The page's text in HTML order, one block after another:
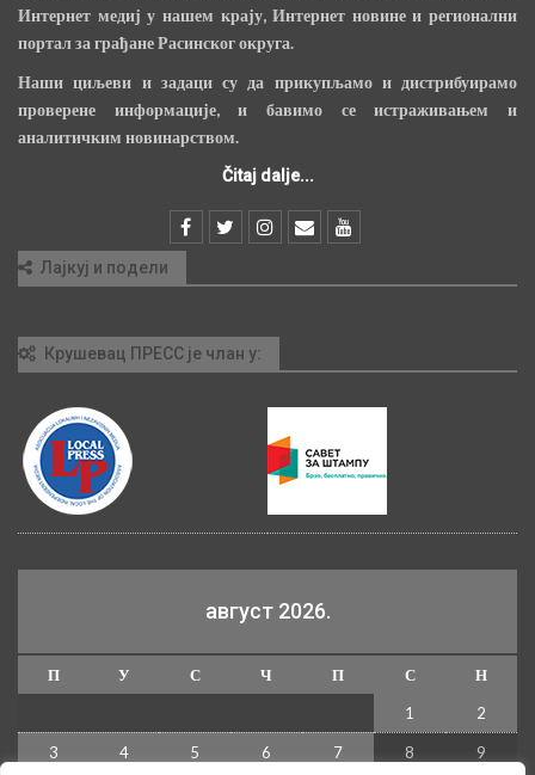
Интернет медиј у нашем крају, Интернет новине и регионални
портал за грађане Расинског округа.
Наши циљеви и задаци су да прикупљамо и дистрибуирамо
проверене информације, и бавимо се истраживањем и
аналитичким новинарством.
Čitaj dalje...
Лајкуј и подели
Крушевац ПРЕСС је члан у:
август 2026.
П У С Ч П С
Н
1
2
3 4 5 6 7 8 9